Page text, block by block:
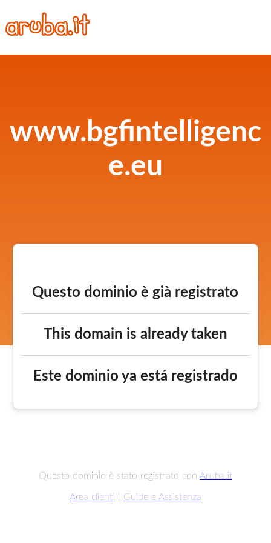
www.bgfintelligenc
e.eu
Questo dominio è già registrato
This domain is already taken
Este dominio ya está registrado
Questo dominio è stato registrato con Aruba.it
Area clienti Guide e Assistenza